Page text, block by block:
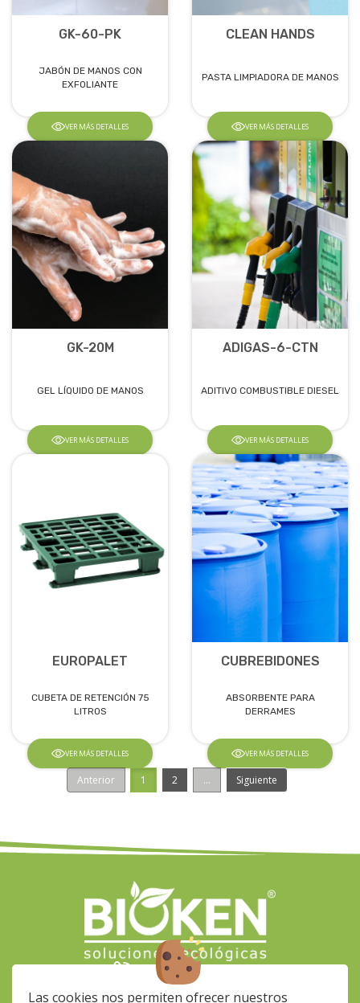
Las cookies nos permiten ofrecer nuestros
GK-60-PK
JABÓN DE MANOS CON
EXFOLIANTE
VER MÁS DETALLES
CLEAN HANDS
PASTA LIMPIADORA DE MANOS
VER MÁS DETALLES
GK-20M
GEL LÍQUIDO DE MANOS
VER MÁS DETALLES
ADIGAS-6-CTN
ADITIVO COMBUSTIBLE DIESEL
VER MÁS DETALLES
EUROPALET
CUBETA DE RETENCIÓN 75
LITROS
VER MÁS DETALLES
CUBREBIDONES
ABSORBENTE PARA
DERRAMES
VER MÁS DETALLES
Anterior 1 2 ... Siguiente
(+34) 928 564 033